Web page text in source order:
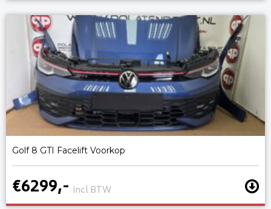
Golf 8 GTI Facelift Voorkop
€6299,- incl BTW